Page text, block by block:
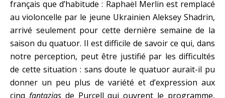
français que d’habitude : Raphaël Merlin est remplacé
au violoncelle par le jeune Ukrainien Aleksey Shadrin,
arrivé seulement pour cette dernière semaine de la
saison du quatuor. Il est difficile de savoir ce qui, dans
notre perception, peut être justifié par les difficultés
de cette situation : sans doute le quatuor aurait-il pu
donner un peu plus de variété et d’expression aux
cinq fantaziasde Purcell qui ouvrent le programme,